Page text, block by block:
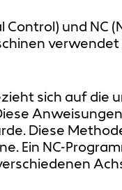
Control) und
sich auf die
Diese
Ein NC-